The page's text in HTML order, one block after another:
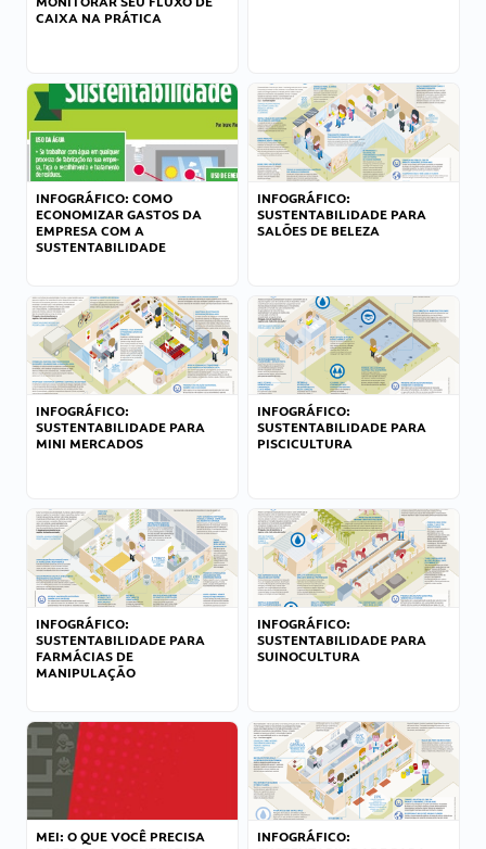
CAIXA NA PRÁTICA
INFOGRÁFICO: COMO
ECONOMIZAR GASTOS DA
EMPRESA COM A
SUSTENTABILIDADE
INFOGRÁFICO:
SUSTENTABILIDADE PARA
SALÕES DE BELEZA
INFOGRÁFICO:
SUSTENTABILIDADE PARA
MINI MERCADOS
INFOGRÁFICO:
SUSTENTABILIDADE PARA
PISCICULTURA
INFOGRÁFICO:
SUSTENTABILIDADE PARA
FARMÁCIAS DE
MANIPULAÇÃO
INFOGRÁFICO:
SUSTENTABILIDADE PARA
SUINOCULTURA
MEI: O QUE VOCÊ PRECISA
INFOGRÁFICO: